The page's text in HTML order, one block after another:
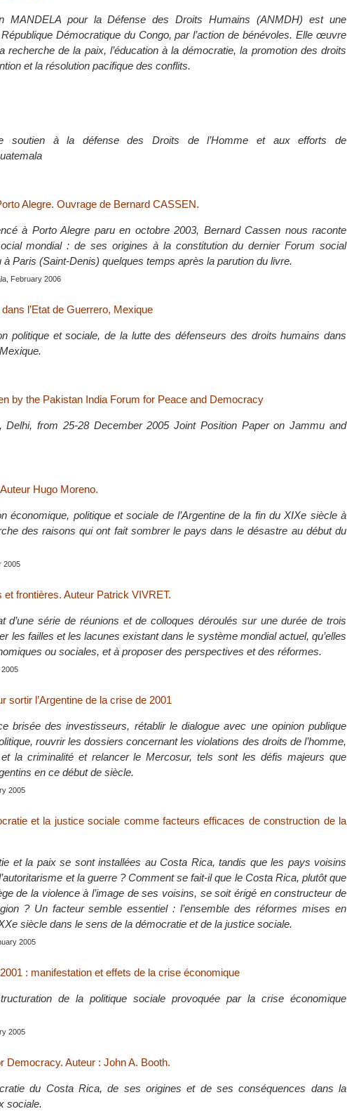
MANDELA pour la Défense des Droits Humains (ANMDH) est une
Démocratique du Congo, par l’action de bénévoles. Elle œuvre
recherche de la paix, l’éducation à la démocratie, la promotion des droits
et la résolution pacifique des conflits.
soutien à la défense des Droits de l’Homme et aux efforts de
Alegre. Ouvrage de Bernard CASSEN.
à Porto Alegre paru en octobre 2003, Bernard Cassen nous raconte
mondial : de ses origines à la constitution du dernier Forum social
à Paris (Saint-Denis) quelques temps après la parution du livre.
February 2006
l’Etat de Guerrero, Mexique
politique et sociale, de la lutte des défenseurs des droits humains dans
by the Pakistan India Forum for Peace and Democracy
Delhi, from 25-28 December 2005 Joint Position Paper on Jammu and
Hugo Moreno.
économique, politique et sociale de l’Argentine de la fin du XIXe siècle à
des raisons qui ont fait sombrer le pays dans le désastre au début du
2005
frontières. Auteur Patrick VIVRET.
d’une série de réunions et de colloques déroulés sur une durée de trois
les failles et les lacunes existant dans le système mondial actuel, qu’elles
ou sociales, et à proposer des perspectives et des réformes.
2005
sortir l’Argentine de la crise de 2001
brisée des investisseurs, rétablir le dialogue avec une opinion publique
rouvrir les dossiers concernant les violations des droits de l’homme,
la criminalité et relancer le Mercosur, tels sont les défis majeurs que
en ce début de siècle.
2005
et la justice sociale comme facteurs efficaces de construction de la
et la paix se sont installées au Costa Rica, tandis que les pays voisins
et la guerre ? Comment se fait-il que le Costa Rica, plutôt que
de la violence à l’image de ses voisins, se soit érigé en constructeur de
? Un facteur semble essentiel : l’ensemble des réformes mises en
siècle dans le sens de la démocratie et de la justice sociale.
2005
: manifestation et effets de la crise économique
de la politique sociale provoquée par la crise économique
2005
Democracy. Auteur : John A. Booth.
du Costa Rica, de ses origines et de ses conséquences dans la
sociale.